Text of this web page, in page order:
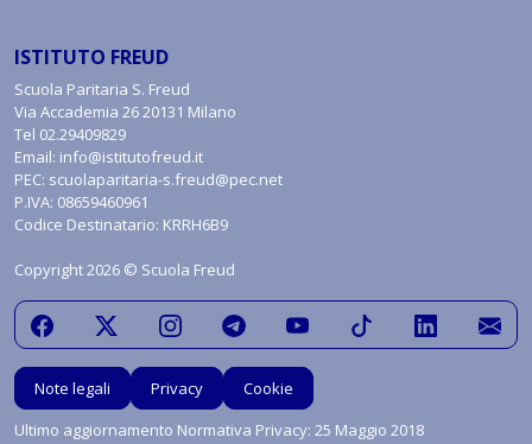
ISTITUTO FREUD
Scuola Paritaria S. Freud
Via Accademia 26 20131 Milano
Tel 02.29409829
Email: info@istitutofreud.it
PEC: scuolaparitaria-s.freud@pec.net
P.IVA: 08659460961
Codice Destinatario: KRRH6B9
Copyright 2026 © Scuola Freud
Note legali Privacy
Cookie
Ultimo aggiornamento Normativa Privacy: 25 Maggio 2018